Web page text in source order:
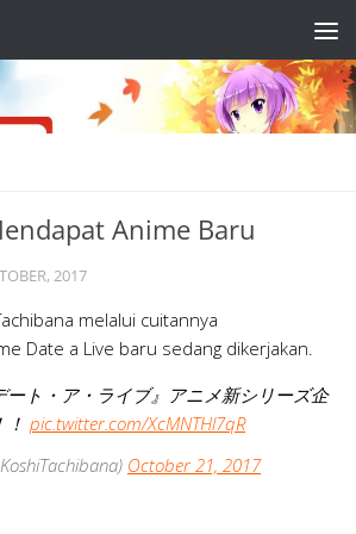
Anime Baru
2017
melalui cuitannya
Date a Live baru sedang dikerjakan.
ート・ア・ライブ』アニメ新シリーズ企
pic.twitter.com/XcMNTHl7qR
October 21, 2017